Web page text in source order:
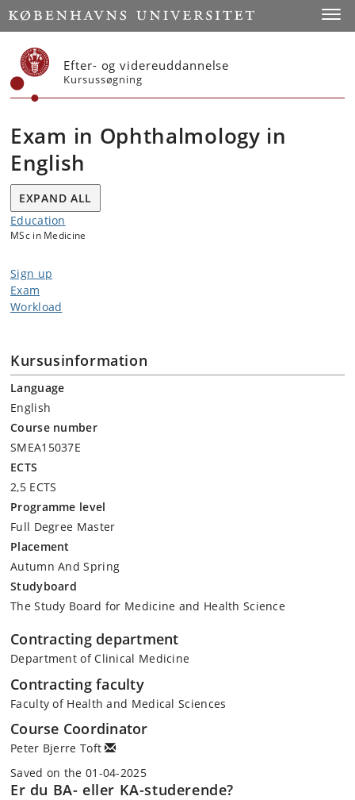
Start
Efter- og videreuddannelse
Kursussøgning
Exam in Ophthalmology in
English
EXPAND ALL
Education
MSc in Medicine
Sign up
Exam
Workload
Kursusinformation
Language
English
Course number
SMEA15037E
ECTS
2,5 ECTS
Programme level
Full Degree Master
Placement
Autumn And Spring
Studyboard
The Study Board for Medicine and Health Science
Contracting department
Department of Clinical Medicine
Contracting faculty
Faculty of Health and Medical Sciences
Course Coordinator
Peter Bjerre Toft
Saved on the 01-04-2025
Er du BA- eller KA-studerende?